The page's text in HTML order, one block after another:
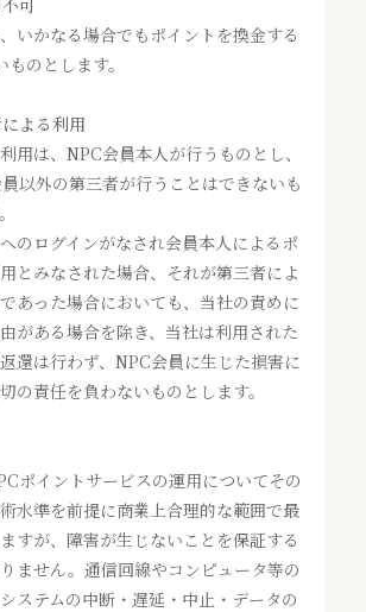
可
いかなる場合でもポイントを換金する
のとします。
よる利用
用は、NPC会員本人が行うものとし、
以外の第三者が行うことはできないも
のログインがなされ会員本人によるポ
とみなされた場合、それが第三者によ
あった場合においても、当社の責めに
がある場合を除き、当社は利用された
還は行わず、NPC会員に生じた損害に
の責任を負わないものとします。
ポイントサービスの運用についてその
水準を前提に商業上合理的な範囲で最
すが、障害が生じないことを保証する
ません。通信回線やコンピュータ等の
ステムの中断・遅延・中止・データの